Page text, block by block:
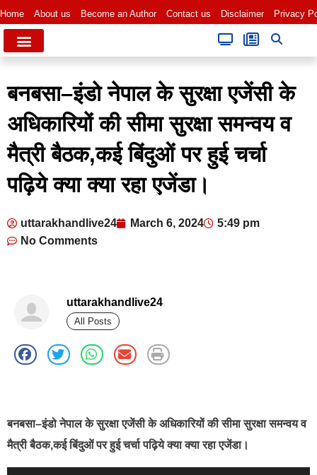
Home About us Become an Author Contact us Disclaimer Privacy
बनबसा–इंडो नेपाल के सुरक्षा एजेंसी के
अधिकारियों की सीमा सुरक्षा समन्वय व
मैत्री बैठक,कई बिंदुओं पर हुई चर्चा
पढ़िये क्या क्या रहा एजेंडा।
uttarakhandlive24 March 6, 2024
5:49 pm
No Comments
uttarakhandlive24
All Posts
बनबसा–इंडो नेपाल के सुरक्षा एजेंसी के अधिकारियों की सीमा सुरक्षा समन्वय व
मैत्री बैठक,कई बिंदुओं पर हुई चर्चा पढ़िये क्या क्या रहा एजेंडा।